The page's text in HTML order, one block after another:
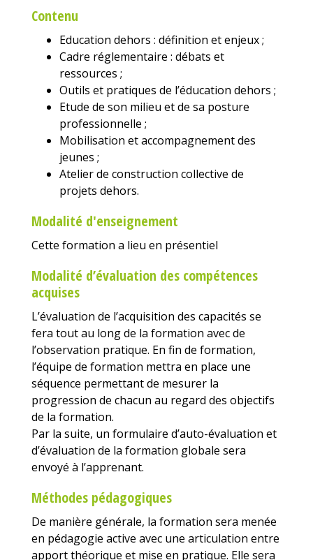
Contenu
Education dehors : définition et enjeux ;
Cadre réglementaire : débats et
ressources ;
Outils et pratiques de l’éducation dehors ;
Etude de son milieu et de sa posture
professionnelle ;
Mobilisation et accompagnement des
jeunes ;
Atelier de construction collective de
projets dehors.
Modalité d'enseignement
Cette formation a lieu en présentiel
Modalité d’évaluation des compétences
acquises
L’évaluation de l’acquisition des capacités se
fera tout au long de la formation avec de
l’observation pratique. En fin de formation,
l’équipe de formation mettra en place une
séquence permettant de mesurer la
progression de chacun au regard des objectifs
de la formation.
Par la suite, un formulaire d’auto-évaluation et
d’évaluation de la formation globale sera
envoyé à l’apprenant.
Méthodes pédagogiques
De manière générale, la formation sera menée
en pédagogie active avec une articulation entre
apport théorique et mise en pratique. Elle sera